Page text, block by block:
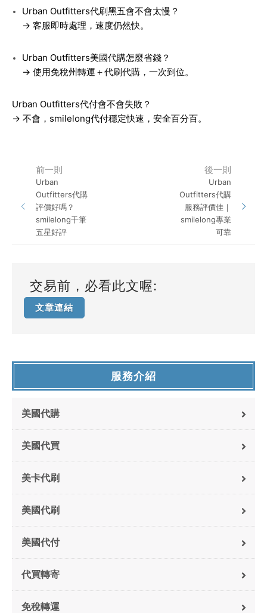
Urban Outfitters代刷黑五會不會太慢？
→ 客服即時處理，速度仍然快。
Urban Outfitters美國代購怎麼省錢？
→ 使用免稅州轉運＋代刷代購，一次到位。
Urban Outfitters代付會不會失敗？
→ 不會，smilelong代付穩定快速，安全百分百。
前一則
Urban
Outfitters代購
評價好嗎？
smilelong千筆
五星好評
後一則
Urban
Outfitters代購
服務評價佳｜
smilelong專業
可靠
交易前，必看此文喔:
文章連結
服務介紹
美國代購
美國代買
美卡代刷
美國代刷
美國代付
代買轉寄
免稅轉運